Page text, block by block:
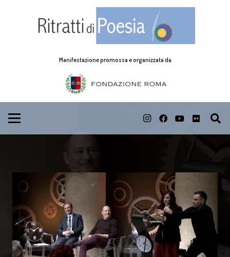
Manifestazione promossa e organizzata da